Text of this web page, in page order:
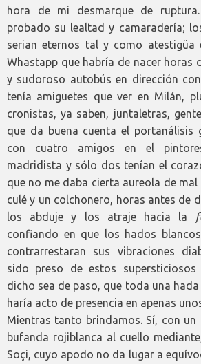
hora de mi desmarque de
probado su lealtad y camaradería;
serian eternos tal y como atestigüa
Whastapp que habría de nacer horas
y sudoroso autobús en dirección
tenía amiguetes que ver en Milán,
cronistas, ya saben, juntaletras,
que da buena cuenta el portanálisis
con cuatro amigos en el
madridista y sólo dos tenían el
que no me daba cierta aureola de
culé y un colchonero, horas antes de
los abduje y los atraje hacia la
confiando en que los hados
contrarrestaran sus vibraciones
sido preso de estos supersticiosos
dicho sea de paso, que toda una
haría acto de presencia en apenas
Mientras tanto brindamos. Sí, con un
bufanda rojiblanca al cuello
Soçi, cuyo apodo no da lugar a